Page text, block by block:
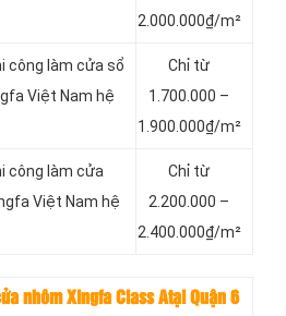
2.000.000₫/m²
công làm cửa sổ
Việt Nam hệ
Chỉ từ
1.700.000 –
1.900.000₫/m²
công làm cửa
Việt Nam hệ
Chỉ từ
2.200.000 –
2.400.000₫/m²
nhôm Xingfa Class Atại Quận 6